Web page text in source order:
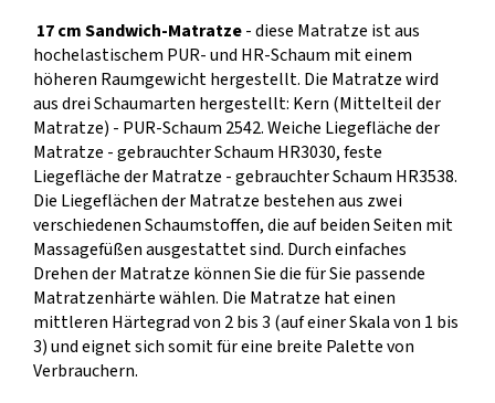
17 cm Sandwich-Matratze- diese Matratze ist aus
hochelastischem PUR- und HR-Schaum mit einem
höheren Raumgewicht hergestellt. Die Matratze wird
aus drei Schaumarten hergestellt: Kern (Mittelteil der
Matratze) - PUR-Schaum 2542. Weiche Liegefläche der
Matratze - gebrauchter Schaum HR3030, feste
Liegefläche der Matratze - gebrauchter Schaum HR3538.
Die Liegeflächen der Matratze bestehen aus zwei
verschiedenen Schaumstoffen, die auf beiden Seiten mit
Massagefüßen ausgestattet sind. Durch einfaches
Drehen der Matratze können Sie die für Sie passende
Matratzenhärte wählen. Die Matratze hat einen
mittleren Härtegrad von 2 bis 3 (auf einer Skala von 1 bis
3) und eignet sich somit für eine breite Palette von
Verbrauchern.